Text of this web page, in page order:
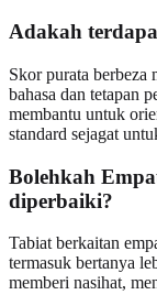
Adakah
Skor purata berbeza
bahasa dan tetapan
membantu untuk
standard sejagat
Bolehkah
diperbaiki?
Tabiat berkaitan
termasuk bertanya
memberi nasihat,